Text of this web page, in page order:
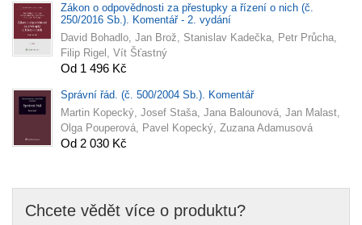
Zákon o odpovědnosti za přestupky a řízení o nich (č.
250/2016 Sb.). Komentář - 2. vydání
David Bohadlo, Jan Brož, Stanislav Kadečka, Petr Průcha,
Filip Rigel, Vít Šťastný
Od 1 496 Kč
Správní řád. (č. 500/2004 Sb.). Komentář
Martin Kopecký, Josef Staša, Jana Balounová, Jan Malast,
Olga Pouperová, Pavel Kopecký, Zuzana Adamusová
Od 2 030 Kč
Chcete vědět více o produktu?